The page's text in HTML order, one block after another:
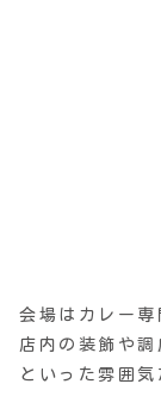
会場はカレー専
店内の装飾や
といった雰囲気